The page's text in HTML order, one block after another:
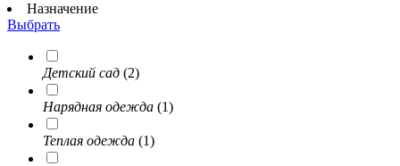
Назначение
Выбрать
Детский сад (2)
Нарядная одежда (1)
Теплая одежда (1)